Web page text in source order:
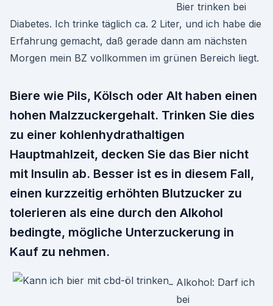
Bier trinken bei
Diabetes. Ich trinke täglich ca. 2 Liter, und ich habe die
Erfahrung gemacht, daß gerade dann am nächsten
Morgen mein BZ vollkommen im grünen Bereich liegt.
Biere wie Pils, Kölsch oder Alt haben einen
hohen Malzzuckergehalt. Trinken Sie dies
zu einer kohlenhydrathaltigen
Hauptmahlzeit, decken Sie das Bier nicht
mit Insulin ab. Besser ist es in diesem Fall,
einen kurzzeitig erhöhten Blutzucker zu
tolerieren als eine durch den Alkohol
bedingte, mögliche Unterzuckerung in
Kauf zu nehmen.
Alkohol: Darf ich
bei